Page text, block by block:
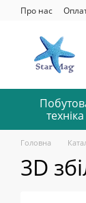
Перейти до
Про нас
техніка
Головна
3D